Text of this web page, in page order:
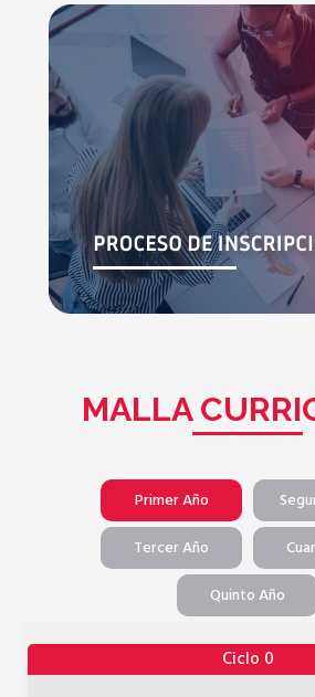
MALLA
Primer Año
Tercer Año
Quinto Año
Ciclo 0